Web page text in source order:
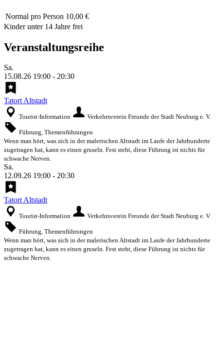
Normal pro Person 10,00 €
Kinder unter 14 Jahre frei
Veranstaltungsreihe
Sa.
15.08.26 19:00 - 20:30
Tatort Altstadt
Tourist-Information Verkehrsverein Freunde der Stadt Neuburg e. V.
Führung, Themenführungen
Wenn man hört, was sich in der malerischen Altstadt im Laufe der Jahrhunderte
zugetragen hat, kann es einen gruseln. Fest steht, diese Führung ist nichts für
schwache Nerven.
Sa.
12.09.26 19:00 - 20:30
Tatort Altstadt
Tourist-Information Verkehrsverein Freunde der Stadt Neuburg e. V.
Führung, Themenführungen
Wenn man hört, was sich in der malerischen Altstadt im Laufe der Jahrhunderte
zugetragen hat, kann es einen gruseln. Fest steht, diese Führung ist nichts für
schwache Nerven.